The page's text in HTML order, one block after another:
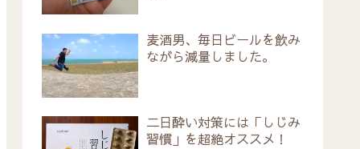
麦酒男、毎日ビールを飲み
ながら減量しました。
二日酔い対策には「しじみ
習慣」を超絶オススメ！